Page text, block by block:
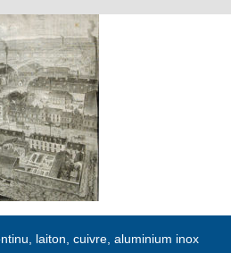
laiton, cuivre, aluminium inox